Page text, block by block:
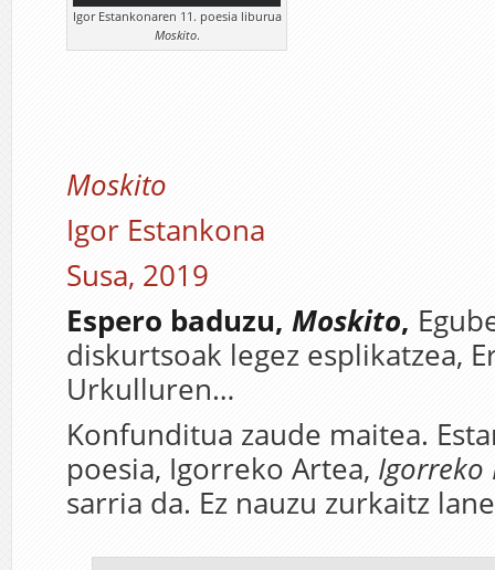
Igor Estankonaren 11. poesia liburua
Moskito.
Moskito
Igor Estankona
Susa, 2019
Espero baduzu, Moskito,
diskurtsoak legez esplikatzea,
Urkulluren…
Konfunditua zaude maitea.
poesia, Igorreko Artea, Igorreko
sarria da. Ez nauzu zurkaitz